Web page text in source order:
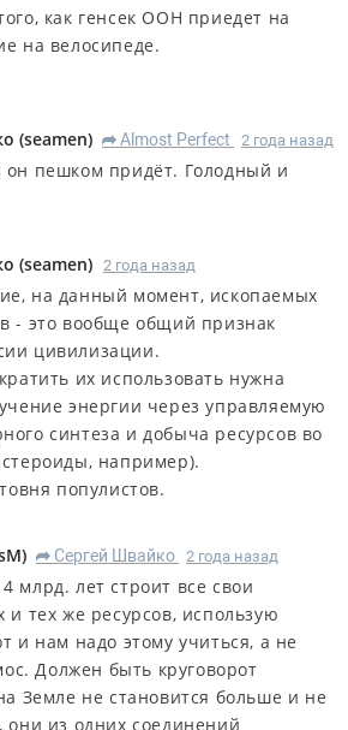
как генсек ООН приедет на
на велосипеде.
(seamen) R Almost Perfect 2 года назад
он пешком придёт. Голодный и
(seamen) 2 года назад
на данный момент, ископаемых
- это вообще общий признак
цивилизации.
их использовать нужна
энергии через управляемую
синтеза и добыча ресурсов во
например).
популистов.
) R Сергей Швайко 2 года назад
млрд. лет строит все свои
тех же ресурсов, использую
и нам надо этому учиться, а не
Должен быть круговорот
Земле не становится больше и не
они из одних соединений